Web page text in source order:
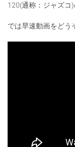
120(通称：ジャズコ
では早速動画をどう